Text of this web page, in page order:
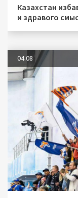
Казахстан
и здравого
04.08